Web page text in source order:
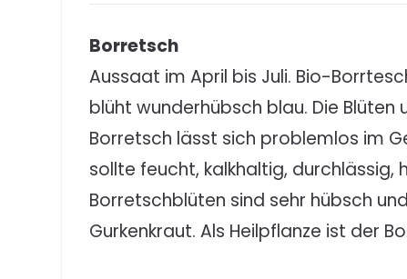
Borretsch
Aussaat im April bis Juli. Bio-
blüht wunderhübsch blau. Die
Borretsch lässt sich problemlos im
sollte feucht, kalkhaltig, durchlässig,
Borretschblüten sind sehr hübsch
Gurkenkraut. Als Heilpflanze ist der